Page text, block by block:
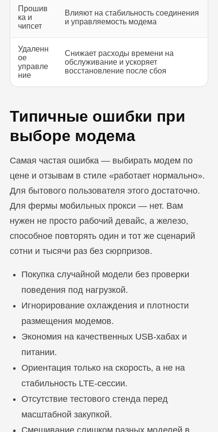
Прошив
ка и
чипсет
Влияют на стабильность соединения
и управляемость модема
Удаленн
ое
управле
ние
Снижает расходы времени на
обслуживание и ускоряет
восстановление после сбоя
Типичные ошибки при
выборе модема
Самая частая ошибка — выбирать модем по
цене и отзывам в стиле «работает нормально».
Для бытового пользователя этого достаточно.
Для фермы мобильных прокси — нет. Вам
нужен не просто рабочий девайс, а железо,
способное повторять один и тот же сценарий
сотни и тысячи раз без сюрпризов.
Покупка случайной модели без проверки
поведения под нагрузкой.
Игнорирование охлаждения и плотности
размещения модемов.
Экономия на качественных USB-хабах и
питании.
Ориентация только на скорость, а не на
стабильность LTE-сессии.
Отсутствие тестового стенда перед
масштабной закупкой.
Смешивание слишком разных моделей в